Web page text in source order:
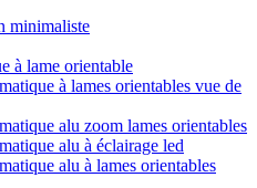
minimaliste
à lame orientable
à lames orientables vue de
alu zoom lames orientables
alu à éclairage led
alu à lames orientables